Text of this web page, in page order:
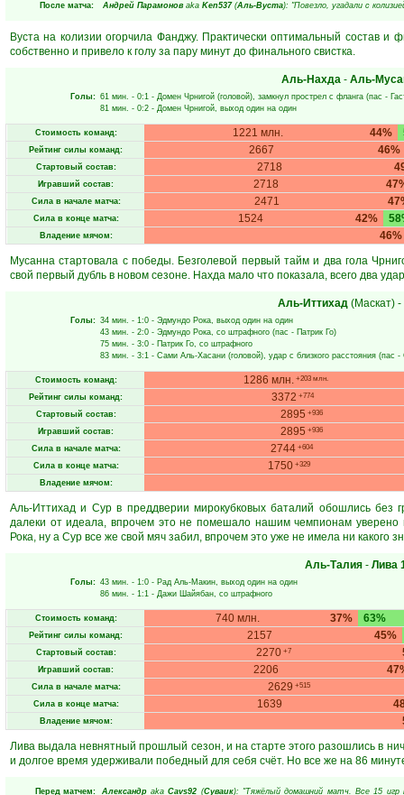
После матча: Андрей Парамонов aka Ken537 (Аль-Вуста): "Повезло, угадали с
Вуста на колизии огорчила Фанджу. Практически оптимальный состав
собственно и привело к голу за пару минут до финального свистка.
Аль-Нахда- Аль-
Голы: 61 мин. - 0:1 - Домен Чрнигой (головой), замкнул прострел с фланга (пас -
81 мин. - 0:2 - Домен Чрнигой, выход один на один
Стоимость команд: 44%
1221 млн.
Рейтинг силы команд: 46%
2667
Стартовый состав: 2718
Игравший состав: 2718
Сила в начале матча: 2471
Сила в конце матча: 42%
1524
Владение мячом:
46%
Мусанна стартовала с победы. Безголевой первый тайм и два гола
свой первый дубль в новом сезоне. Нахда мало что показала, всего два
Аль-Иттихад (Маскат) -
Голы: 34 мин. - 1:0 - Эдмундо Рока, выход один на один
43 мин. - 2:0 - Эдмундо Рока, со штрафного (пас - Патрик Го)
75 мин. - 3:0 - Патрик Го, со штрафного
83 мин. - 3:1 - Сами Аль-Хасани (головой), удар с близкого расстояния (пас -
Стоимость команд: 1286 млн. +203 млн.
Рейтинг силы команд: 3372 +774
Стартовый состав: 2895 +936
Игравший состав: 2895 +936
Сила в начале матча: 2744 +604
Сила в конце матча: 1750+329
Владение мячом:
Аль-Иттихад и Сур в преддверии мирокубковых баталий обошлись без
далеки от идеала, впрочем это не помешало нашим чемпионам уверено
Рока, ну а Сур все же свой мяч забил, впрочем это уже не имела ни какого
Аль-Талия - Лива
Голы: 43 мин. - 1:0 - Рад Аль-Макин, выход один на один
86 мин. - 1:1 - Дажи Шайябан, со штрафного
Стоимость команд: 37%
740 млн. 63%
Рейтинг силы команд: 45%
2157
Стартовый состав: 2270 +7
Игравший состав: 2206
Сила в начале матча: 2629 +515
Сила в конце матча: 1639
Владение мячом:
Лива выдала невнятный прошлый сезон, и на старте этого разошлись в
и долгое время удерживали победный для себя счёт. Но все же на 86
Перед матчем: Александр aka Cavs92 (Суваик): "Тяжёлый домашний матч. Все 15